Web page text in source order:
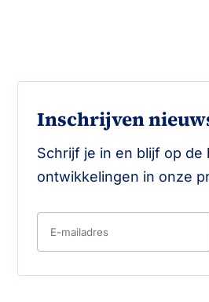
Inschrijven
Schrijf je in en blijf op de
ontwikkelingen in onze